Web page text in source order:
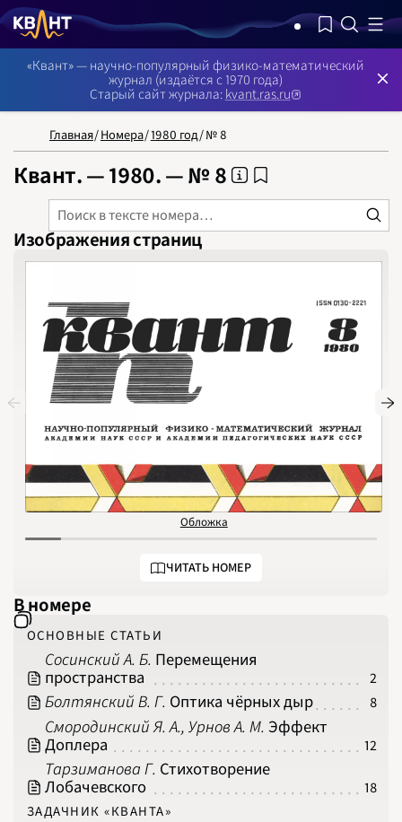
НОМЕРА СТАТЬИ ЗАДАЧИ УКАЗАТЕЛИ РУБРИКАТОРЫ
1971
1974
1975
1976
1977
1980
1988
1989
1990
1991
1992
1993
1994
1996
1997
1998
2000
2001
NB: Сортировка результатов — по релевантности, поиск в номерах
«Квант» — научно-популярный физико-математический
журнал (издаётся с 1970 года)
Старый сайт журнала: kvant.ras.ru
Главная/Номера/1980 год/№ 8
Квант. — 1980. — № 8
Изображения страниц
Обложка
ЧИТАТЬ НОМЕР
В номере
ОСНОВНЫЕ СТАТЬИ
Сосинский А. Б. Перемещения
пространства
2
Болтянский В. Г. Оптика чёрных дыр 8
Смородинский Я. А., Урнов А. М. Эффект
Доплера
12
Тарзиманова Г. Стихотворение
Лобачевского
18
ЗАДАЧНИК «КВАНТА»